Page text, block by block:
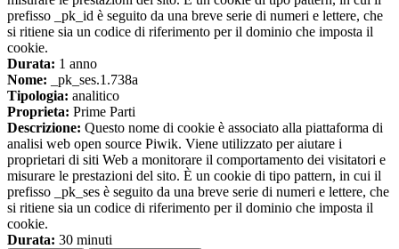
prefisso _pk_id è seguito da una breve serie di numeri e lettere, che
si ritiene sia un codice di riferimento per il dominio che imposta il
cookie.
Durata: 1 anno
Nome: _pk_ses.1.738a
Tipologia: analitico
Proprieta: Prime Parti
Descrizione: Questo nome di cookie è associato alla piattaforma di
analisi web open source Piwik. Viene utilizzato per aiutare i
proprietari di siti Web a monitorare il comportamento dei visitatori e
misurare le prestazioni del sito. È un cookie di tipo pattern, in cui il
prefisso _pk_ses è seguito da una breve serie di numeri e lettere, che
si ritiene sia un codice di riferimento per il dominio che imposta il
cookie.
Durata: 30 minuti